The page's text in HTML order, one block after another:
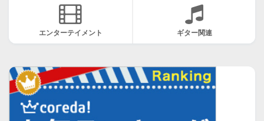
エンターテイメント ギター関連